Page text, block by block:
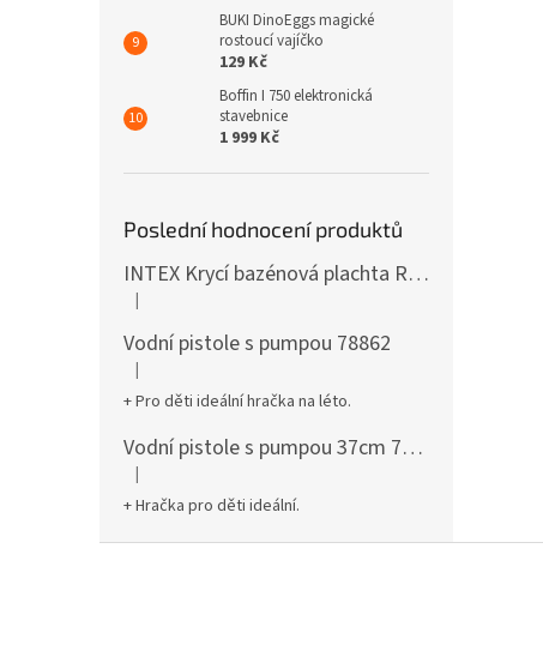
BUKI DinoEggs magické
rostoucí vajíčko
129 Kč
Boffin I 750 elektronická
stavebnice
1 999 Kč
Poslední hodnocení produktů
INTEX Krycí bazénová plachta Round 305cm 28030
Hodnocení produktu je 5 z 5 hvězdiček.
|
Vodní pistole s pumpou 78862
Hodnocení produktu je 5 z 5 hvězdiček.
|
+ Pro děti ideální hračka na léto.
Vodní pistole s pumpou 37cm 78961
Hodnocení produktu je 5 z 5 hvězdiček.
|
+ Hračka pro děti ideální.